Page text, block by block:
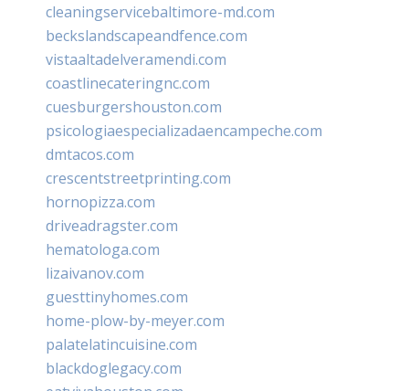
cleaningservicebaltimore-md.com
beckslandscapeandfence.com
vistaaltadelveramendi.com
coastlinecateringnc.com
cuesburgershouston.com
psicologiaespecializadaencampeche.com
dmtacos.com
crescentstreetprinting.com
hornopizza.com
driveadragster.com
hematologa.com
lizaivanov.com
guesttinyhomes.com
home-plow-by-meyer.com
palatelatincuisine.com
blackdoglegacy.com